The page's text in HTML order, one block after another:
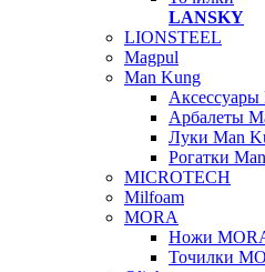
LANSKY
LIONSTEEL
Magpul
Man Kung
Арбалеты
Луки Man
Рогатки
MICROTECH
Milfoam
MORA
Ножи
Точилки